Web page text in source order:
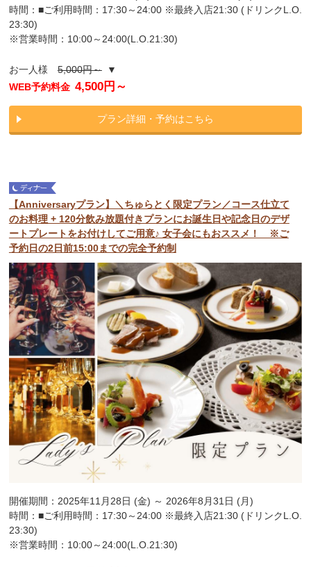
時間：■ご利用時間：17:30～24:00 ※最終入店21:30 (ドリンクL.O.
23:30)
※営業時間：10:00～24:00(L.O.21:30)
お一人様5,000円～▼
WEB予約料金 4,500円～
プラン詳細・予約はこちら
【Anniversaryプラン】＼ちゅらとく限定プラン／コース仕立て
のお料理 + 120分飲み放題付きプランにお誕生日や記念日のデザ
ートプレートをお付けしてご用意♪ 女子会にもおススメ！ ※ご
予約日の2日前15:00までの完全予約制
開催期間：2025年11月28日 (金) ～ 2026年8月31日 (月)
時間：■ご利用時間：17:30～24:00 ※最終入店21:30 (ドリンクL.O.
23:30)
※営業時間：10:00～24:00(L.O.21:30)